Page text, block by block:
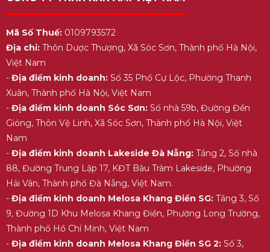
Mã Số Thuế:0109793572
Địa chỉ:Thôn Dược Thượng, Xã Sóc Sơn, Thành phố Hà Nội,
Việt Nam
- Địa điểm kinh doanh:Số 35 Phố Cự Lộc, Phường Thanh
Xuân, Thành phố Hà Nội, Việt Nam
- Địa điểm kinh doanh Sóc Sơn:Số nhà 59b, Đường Đền
Gióng, Thôn Vệ Linh, Xã Sóc Sơn, Thành phố Hà Nội, Việt
Nam
- Địa điểm kinh doanh Lakeside Đà Nẵng:Tầng 2, Số nhà
88, Đường Trung Lập 17, KĐT Bàu Tràm Lakeside, Phường
Hải Vân, Thành phố Đà Nẵng, Việt Nam.
- Địa điểm kinh doanh Melosa Khang Điền SG:Tầng 3, Số
9, Đường 1D Khu Melosa Khang Điền, Phường Long Trường,
Thành phố Hồ Chí Minh, Việt Nam
- Địa điểm kinh doanh Melosa Khang Điền SG 2:Số 3,